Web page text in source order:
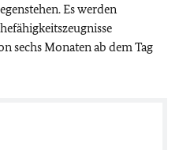
Es werden
sechs Monaten ab dem Tag